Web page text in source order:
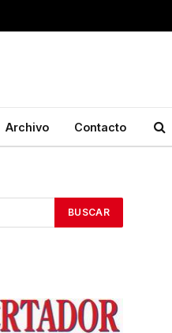
Archivo Contacto